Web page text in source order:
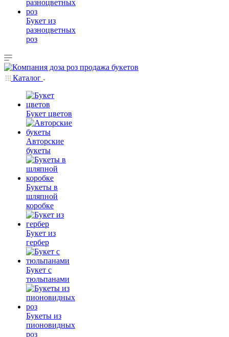
Букет из
разноцветных
роз
Каталог
Букет цветов
Авторские
букеты
Букеты в
шляпной
коробке
Букет из
гербер
Букет с
тюльпанами
Букеты из
пионовидных
роз